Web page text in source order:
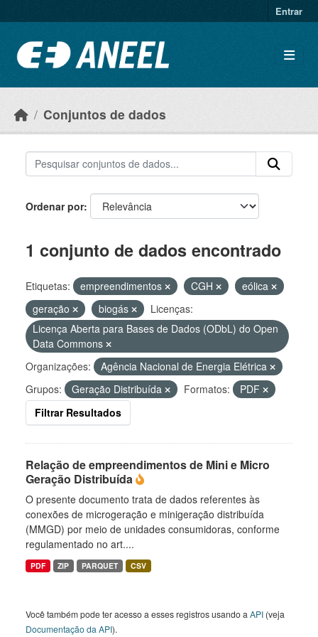
Entrar
Conjuntos de dados
Ordenar por
1 conjunto de dados encontrado
Etiquetas: empreendimentos CGH
eólica
geração
biogás
Licenças:
Licença Aberta para Bases de Dados (ODbL) do Open
Data Commons
Organizações:
Agência Nacional de Energia Elétrica
Grupos:
Geração Distribuída Formatos:
PDF
Filtrar Resultados
Relação de empreendimentos de Mini e Micro
Geração Distribuída
O presente documento trata de dados referentes às
conexões de microgeração e minigeração distribuída
(MMGD) por meio de unidades consumidoras, conforme
regulamentado no art....
PDF ZIP PARQUET CSV
Você também pode ter acesso a esses registros usando a API (veja
Documentação da API).